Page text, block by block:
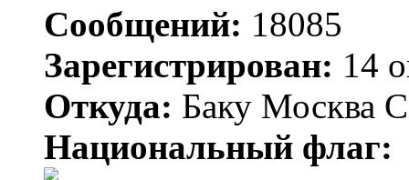
Сообщений: 18085
Зарегистрирован: 14
Откуда: Баку Москва
Национальный флаг: